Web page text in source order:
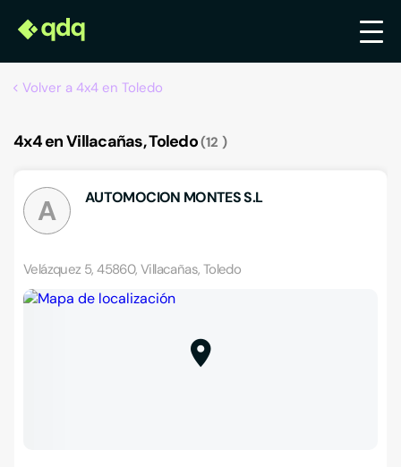
Volver a 4x4 en Toledo
4x4 en Villacañas, Toledo 12
A AUTOMOCION MONTES S.L
Velázquez 5, 45860, Villacañas, Toledo